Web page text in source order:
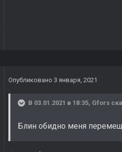
Опубликовано 3 января, 2021
В 03.01.2021 в 18:35, Gfors
Блин обидно меня